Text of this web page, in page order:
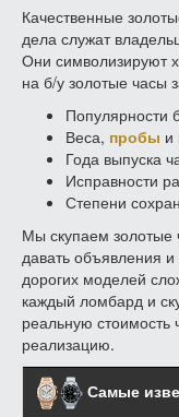
Качественные
дела служат
Они символизируют
на б/у золотые часы
Популярности
Веса, пробы и
Года выпуска
Исправности
Степени
Мы скупаем золотые
давать объявления
дорогих моделей
каждый ломбард и
реальную стоимость
реализацию.
Самые